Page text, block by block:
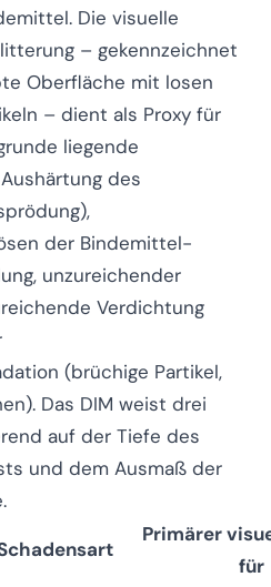
Die visuelle
– gekennzeichnet
Oberfläche mit losen
– dient als Proxy für
liegende
des
der Bindemittel-
unzureichender
Verdichtung
(brüchige Partikel,
Das DIM weist drei
auf der Tiefe des
und dem Ausmaß der
Primärer
für